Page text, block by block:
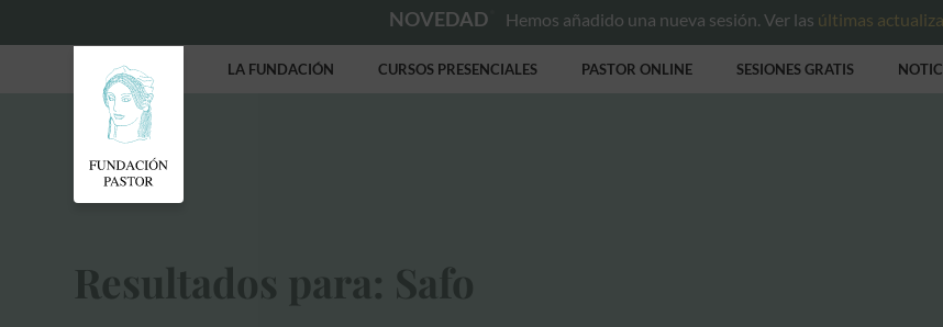
NOVEDAD Hemos añadido una nueva sesión. Ver las últimas
LA FUNDACIÓN CURSOS PRESENCIALES PASTOR ONLINE SESIONES GRATIS
Resultados para: Safo